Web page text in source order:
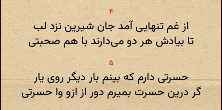
از غم تنهایی آمد جان شیرین نزد لب
تا بیادش هر دو می‌دارند با هم صحبتی
حسرتی دارم که بینم بار دیگر روی یار
گر درین حسرت بمیرم دور از ازو وا حسرتی